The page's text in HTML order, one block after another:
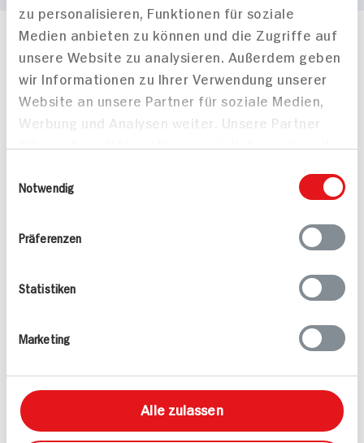
zu personalisieren, Funktionen für soziale
Medien anbieten zu können und die Zugriffe auf
unsere Website zu analysieren. Außerdem geben
wir Informationen zu Ihrer Verwendung unserer
Website an unsere Partner für soziale Medien,
Werbung und Analysen weiter. Unsere Partner
bereitgestellt haben oder die sie im Rahmen
Notwendig
Präferenzen
Statistiken
Marketing
Alle zulassen
Mehr Informationen in unserem FAQ
kontakt
hit.de
Wir beantworten gerne Ihre Fragen
(0228) 42967 0
Folgen Sie uns auf TikTok
Angebote & Coupons
Rezepte
Sortiment
Marktfinder
Unser Magazin